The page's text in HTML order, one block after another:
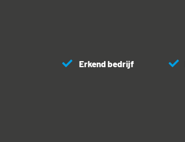
Erkend bedrijf